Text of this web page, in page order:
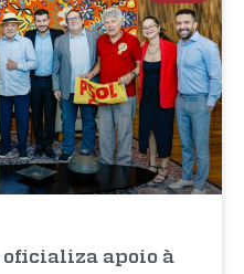
oficializa apoio à